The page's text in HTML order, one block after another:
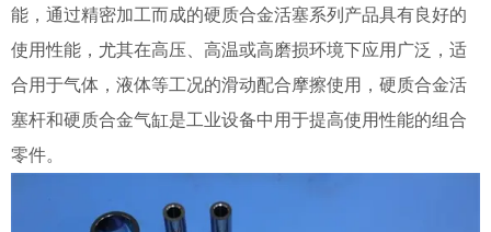
能，通过精密加工而成的硬质合金活塞系列产品具有良好的
使用性能，尤其在高压、高温或高磨损环境下应用广泛，适
合用于气体，液体等工况的滑动配合摩擦使用， 硬质合金活
塞杆和硬质合金气缸是工业设备中用于提高使用性能的组合
零件。